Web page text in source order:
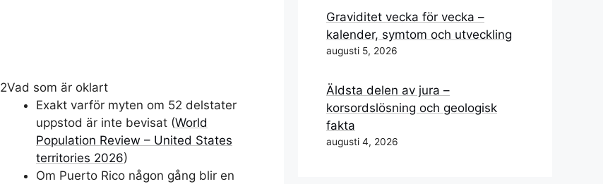
2Vad som är oklart
Exakt varför myten om 52 delstater
uppstod är inte bevisat (World
Population Review – United States
territories 2026)
Om Puerto Rico någon gång blir en
Graviditet vecka för vecka –
kalender, symtom och utveckling
augusti 5, 2026
Äldsta delen av jura –
korsordslösning och geologisk
fakta
augusti 4, 2026